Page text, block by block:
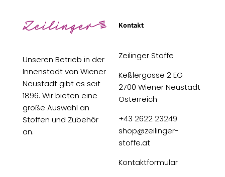
Unseren Betrieb in der
Innenstadt von Wiener
Neustadt gibt es seit
1896. Wir bieten eine
große Auswahl an
Stoffen und Zubehör
an.
Kontakt
Zeilinger Stoffe
Keßlergasse 2 EG
2700 Wiener Neustadt
Österreich
+43 2622 23249
shop@zeilinger-
stoffe.at
Kontaktformular